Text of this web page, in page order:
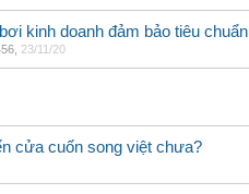
kinh doanh đảm bảo tiêu chuẩn
23/11/20
cửa cuốn song việt chưa?